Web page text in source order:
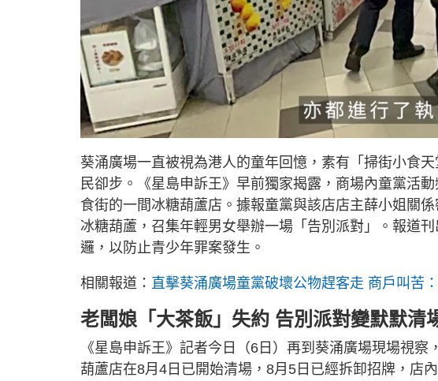
U
n
t
e
o
e
d
:
2
3
.
7
%
葵涌廣場一直被視為港人的童年回憶，素有「掃街小食
民卻步。《星島申訴王》早前獨家揭露，商場內童黨活
食街的一間冰糖葫蘆店。據報童黨與該店店主薛小姐關
冰糖葫蘆，召集年輕男女舉辦一場「告別派對」。報道
邏，以防止青少年罪案發生。
相關報道： 直擊葵涌廣場童黨破壞公物趕客走 商戶叫苦
老闆娘「大茶飯」失約 告別派對變默默清
《星島申訴王》記者今日（6日）再到葵涌廣場現場視
葫蘆店在8月4日已開始清場，8月5日已經拆卸招牌，店